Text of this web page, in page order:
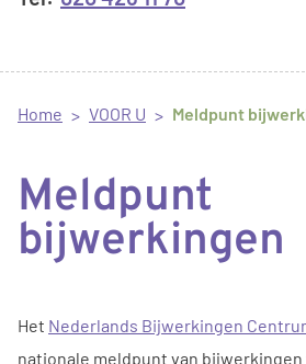
Home VOOR U Meldpunt
Meldpunt
bijwerkingen
Het Nederlands Bijwerkingen
nationale meldpunt van